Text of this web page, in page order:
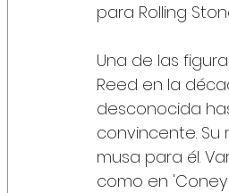
para Rolling
Una de las
Reed en la
desconocida
convincente. Su
musa para él.
como en 'Coney